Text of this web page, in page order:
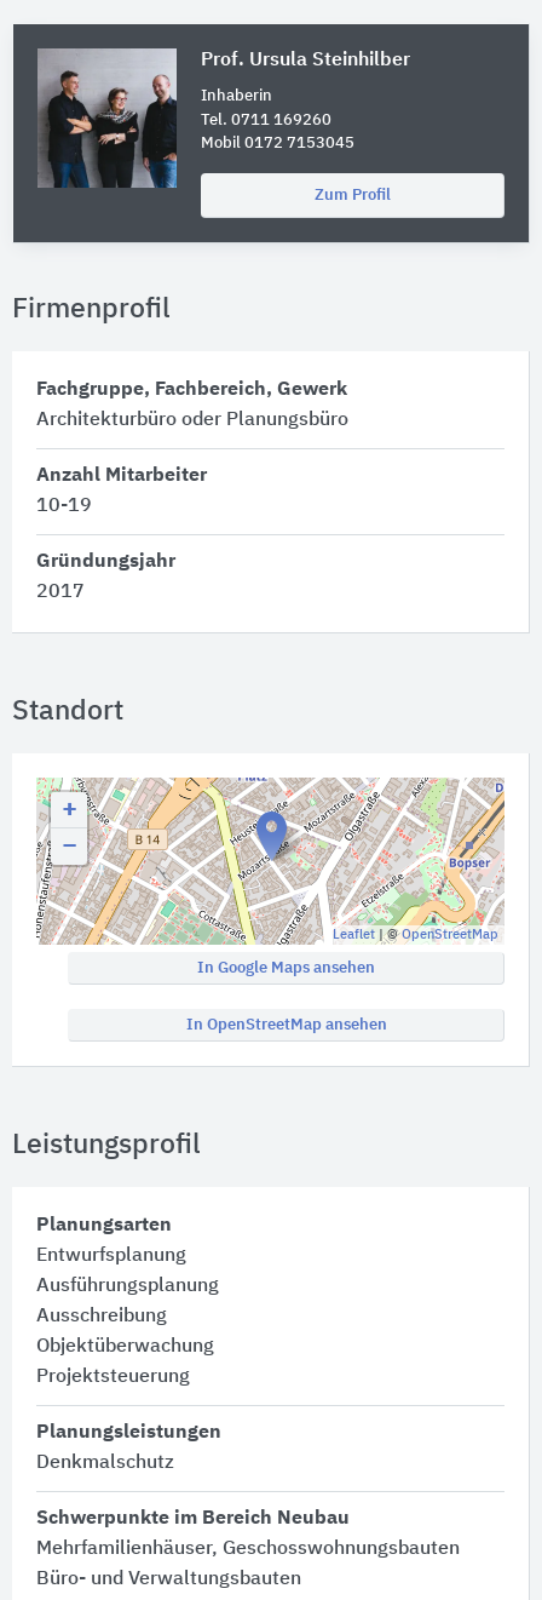
Prof. Ursula Steinhilber
Inhaberin
Tel. 0711 169260
Mobil 0172 7153045
Zum Profil
Firmenprofil
Fachgruppe, Fachbereich, Gewerk
Architekturbüro oder Planungsbüro
Anzahl Mitarbeiter
10-19
Gründungsjahr
2017
Standort
+
−
Leaflet | ©OpenStreetMap
In Google Maps ansehen
In OpenStreetMap ansehen
Leistungsprofil
Planungsarten
Entwurfsplanung
Ausführungsplanung
Ausschreibung
Objektüberwachung
Projektsteuerung
Planungsleistungen
Denkmalschutz
Schwerpunkte im Bereich Neubau
Mehrfamilienhäuser, Geschosswohnungsbauten
Büro- und Verwaltungsbauten